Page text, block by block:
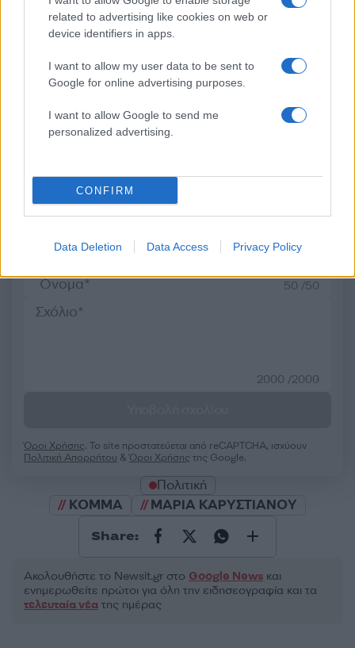
related to advertising like cookies on web or
device identifiers in apps.
I want to allow my user data to be sent to
Google for online advertising purposes.
I want to allow Google to send me
personalized advertising.
CONFIRM
Data Deletion Data Access Privacy Policy
Σχολίασε εδώ
50 /50
2000 /2000
Όροι Χρήσης. Το site προστατεύεται από reCAPTCHA, ισχύουν
Πολιτική Απορρήτου &Όροι Χρήσης της Google.
Πολιτική
ΚΟΜΜΑ
ΜΑΡΙΑ ΚΑΡΥΣΤΙΑΝΟΥ
Share:
Ακολουθήστε το Νewsit.gr στο Google News και
ενημερωθείτε πρώτοι για όλη την ειδησεογραφία και τα
τελευταία νέα της ημέρας
Κρανίου τόπος το Πόρτο
Γερμενό μετά το
της φωτιάς – Ξεκίνησε η
αυτοψία στα καμένα σπίτια
Υπό τους ήχους
από την εκκλησία –
Συντετριμμένη η
του έπεσε στο